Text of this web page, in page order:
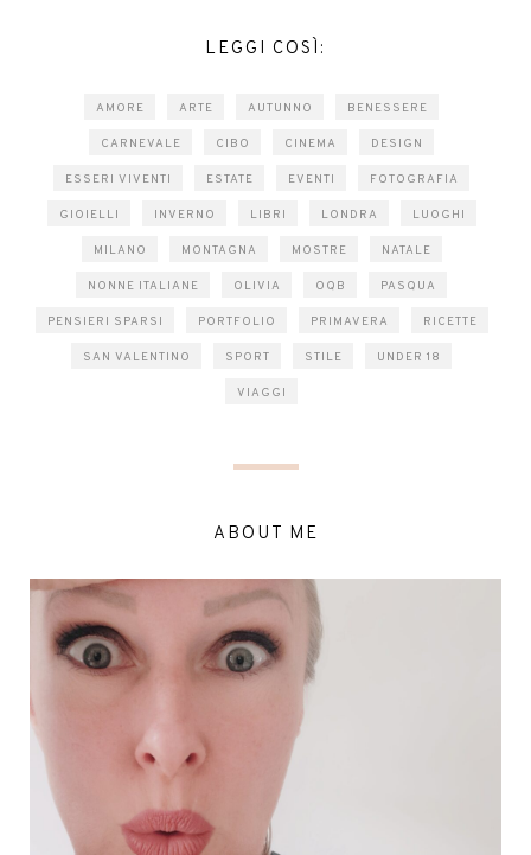
LEGGI COSÌ:
AMORE ARTE AUTUNNO BENESSERE
CARNEVALE CIBO CINEMA DESIGN
ESSERI VIVENTI ESTATE EVENTI FOTOGRAFIA
GIOIELLI INVERNO LIBRI LONDRA LUOGHI
MILANO MONTAGNA MOSTRE NATALE
NONNE ITALIANE OLIVIA OQB PASQUA
PENSIERI SPARSI PORTFOLIO PRIMAVERA RICETTE
SAN VALENTINO SPORT STILE UNDER 18
VIAGGI
ABOUT ME